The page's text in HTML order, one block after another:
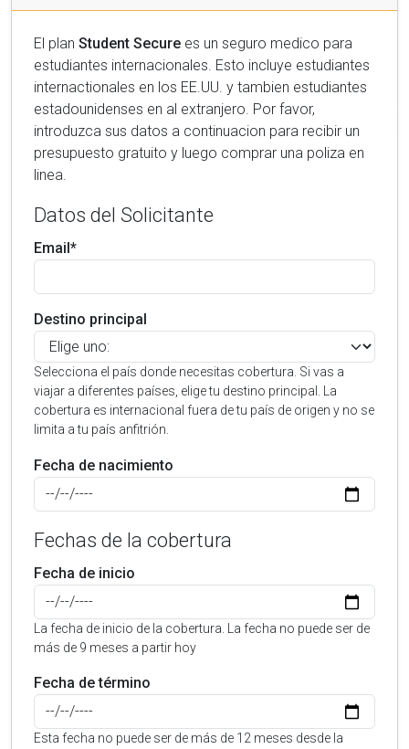
El plan Student Secure es un seguro medico para
estudiantes internacionales. Esto incluye estudiantes
internactionales en los EE.UU. y tambien estudiantes
estadounidenses en al extranjero. Por favor,
introduzca sus datos a continuacion para recibir un
presupuesto gratuito y luego comprar una poliza en
linea.
Datos del Solicitante
Email*
Destino principal
Selecciona el país donde necesitas cobertura. Si vas a
viajar a diferentes países, elige tu destino principal. La
cobertura es internacional fuera de tu país de origen y no se
limita a tu país anfitrión.
Fecha de nacimiento
Fechas de la cobertura
Fecha de inicio
La fecha de inicio de la cobertura. La fecha no puede ser de
más de 9 meses a partir hoy
Fecha de término
Esta fecha no puede ser de más de 12 meses desde la